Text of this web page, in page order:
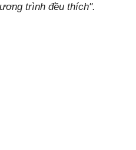
trình đều thích".